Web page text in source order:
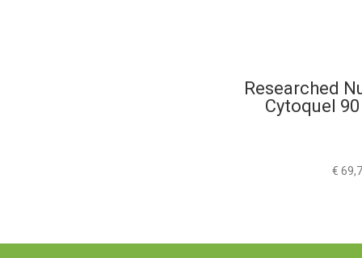
Researched
Cytoquel
€